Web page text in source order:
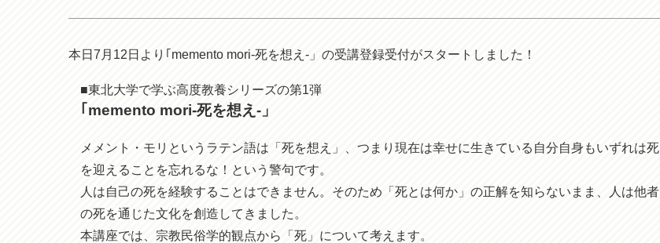
本日7月12日より｢memento mori-死を想え-」の受講登録受付がスタートしました！
■東北大学で学ぶ高度教養シリーズの第1弾
｢memento mori-死を想え-」
メメント・モリというラテン語は「死を想え」、つまり現在は幸せに生きている自分自身もいずれは死
を迎えることを忘れるな！という警句です。
人は自己の死を経験することはできません。そのため「死とは何か」の正解を知らないまま、人は他者
の死を通じた文化を創造してきました。
本講座では、宗教民俗学的観点から「死」について考えます。